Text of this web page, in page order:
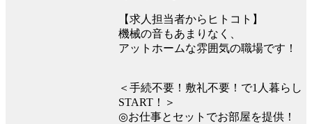
【求人担当者からヒトコト】
機械の音もあまりなく、
アットホームな雰囲気の職場です！
＜手続不要！敷礼不要！で1人暮らし
START！＞
◎お仕事とセットでお部屋を提供！